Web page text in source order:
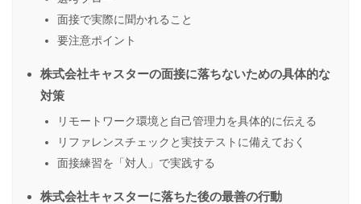
面接で実際に聞かれること
要注意ポイント
株式会社キャスターの面接に落ちないための具体的な
対策
リモートワーク環境と自己管理力を具体的に伝える
リファレンスチェックと実技テストに備えておく
面接練習を「対人」で実践する
株式会社キャスターに落ちた後の最善の行動